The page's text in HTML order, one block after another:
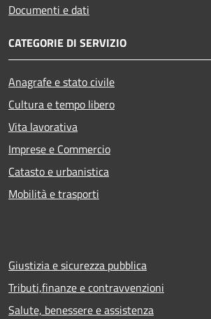
Documenti e dati
CATEGORIE DI SERVIZIO
Anagrafe e stato civile
Cultura e tempo libero
Vita lavorativa
Imprese e Commercio
Catasto e urbanistica
Mobilità e trasporti
Giustizia e sicurezza pubblica
Tributi,finanze e contravvenzioni
Salute, benessere e assistenza